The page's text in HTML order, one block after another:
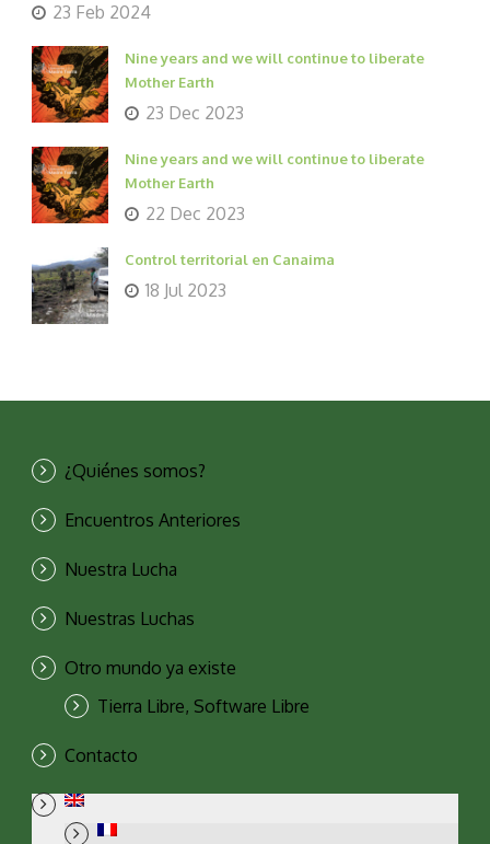
23 Feb 2024
Nine years and we will continue to liberate
Mother Earth
23 Dec 2023
Nine years and we will continue to liberate
Mother Earth
22 Dec 2023
Control territorial en Canaima
18 Jul 2023
¿Quiénes somos?
Encuentros Anteriores
Nuestra Lucha
Nuestras Luchas
Otro mundo ya existe
Tierra Libre, Software Libre
Contacto